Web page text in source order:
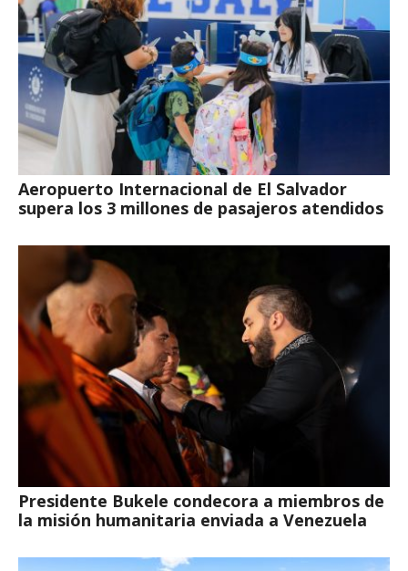
Aeropuerto Internacional de El Salvador
supera los 3 millones de pasajeros atendidos
Presidente Bukele condecora a miembros de
la misión humanitaria enviada a Venezuela